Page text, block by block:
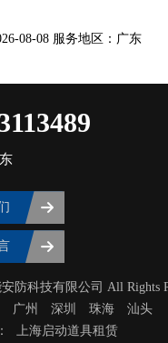
08-08 服务地区：广东
防科技有限公司 All Rights
广州 深圳 珠海
汕头
上海启动道具租赁